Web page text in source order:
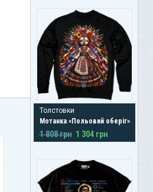
Толстовки
Мотанка «Польовий оберіг»
1 808 грн 1 304 грн